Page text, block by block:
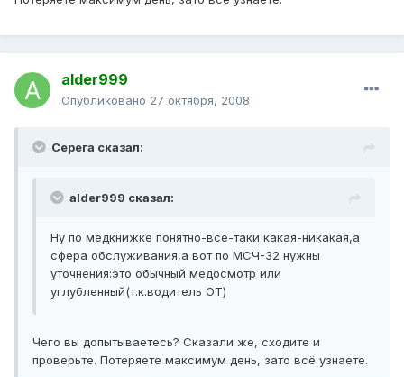
alder999
Опубликовано 27 октября, 2008
Серега сказал:
alder999 сказал:
Ну по медкнижке понятно-все-таки какая-никакая,а
сфера обслуживания,а вот по МСЧ-32 нужны
уточнения:это обычный медосмотр или
углубленный(т.к.водитель ОТ)
Чего вы допытываетесь? Сказали же, сходите и
проверьте. Потеряете максимум день, зато всё узнаете.